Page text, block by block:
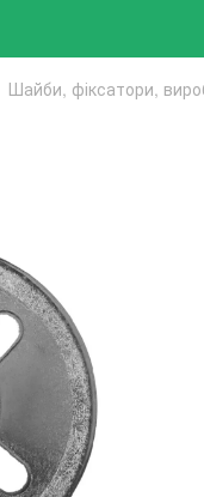
Шайби, фіксатори,